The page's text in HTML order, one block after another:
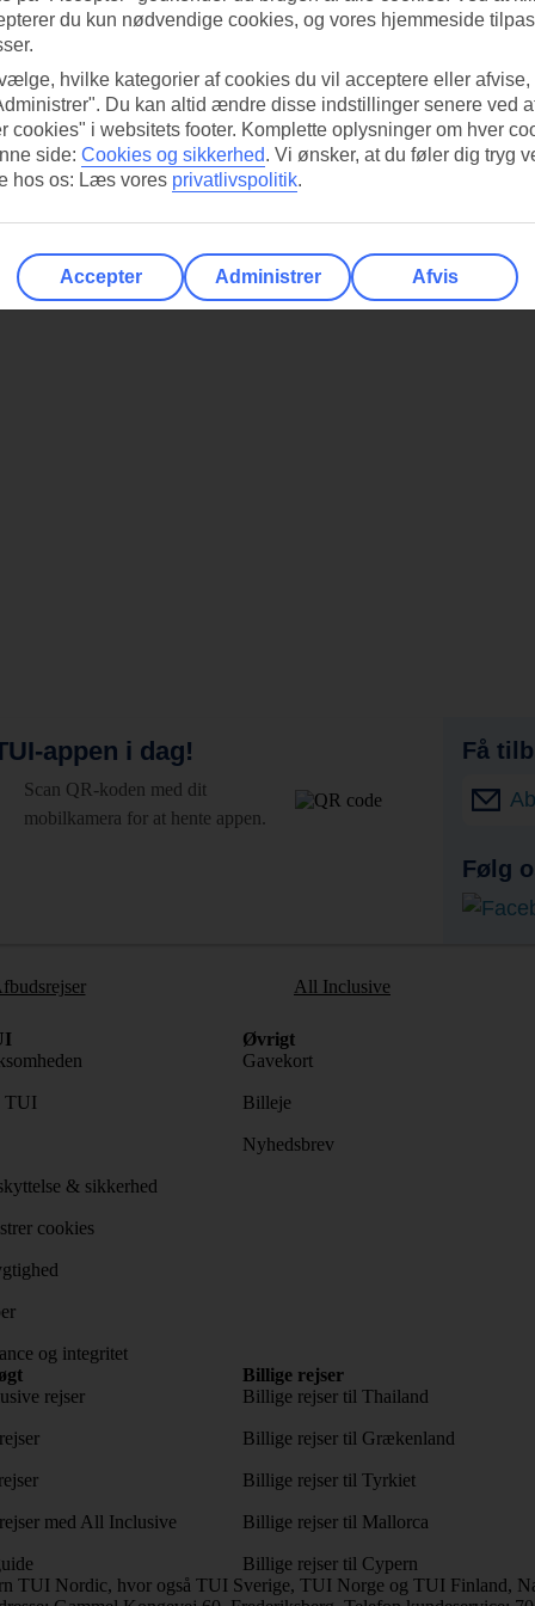
Hotel med blot 20 værelser. Hotellet ligger bag Chanias katedral i
appen i dag!
Scan QR-koden med dit
mobilkamera for at hente appen.
Få
Følg
All Inclusive
TUI
& sikkerhed
cookies
og integritet
Øvrigt
Gavekort
Billeje
Nyhedsbrev
rejser
med All Inclusive
Billige rejser
Billige rejser til Thailand
Billige rejser til Grækenland
Billige rejser til Tyrkiet
Billige rejser til Mallorca
Billige rejser til Cypern
TUI Nordic, hvor også TUI Sverige, TUI Norge og TUI Finland,
du kun nødvendige cookies, og vores hjemmeside
hvilke kategorier af cookies du vil acceptere eller afvise,
Du kan altid ændre disse indstillinger senere ved
cookies" i websitets footer. Komplette oplysninger om hver
side: Cookies og sikkerhed. Vi ønsker, at du føler dig tryg
hos os: Læs vores privatlivspolitik.
Accepter Administrer Afvis